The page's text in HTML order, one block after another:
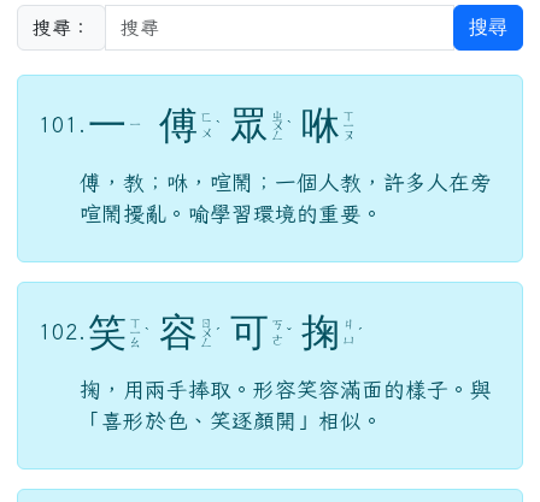
搜尋： 搜尋
101. 一 傅 ㄈ
ㄨ ˋ 眾 ㄓ
ㄨ
ㄥ
ˋ 咻 ㄒ
ㄧ
ㄡ
傅，教；咻，喧鬧；一個人教，許多人在旁
喧鬧擾亂。喻學習環境的重要。
102. 笑 ㄒ
ㄧ
ㄠ
ˋ 容 ㄖ
ㄨ
ㄥ
ˊ 可 ㄎ
ㄜ ˇ 掬 ㄐ
ㄩ ˊ
掬，用兩手捧取。形容笑容滿面的樣子。與
「喜形於色、笑逐顏開」相似。